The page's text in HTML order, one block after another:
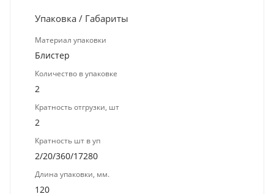
Упаковка / Габариты
Материал упаковки
Блистер
Количество в упаковке
2
Кратность отгрузки, шт
2
Кратность шт в уп
2/20/360/17280
Длина упаковки, мм.
120